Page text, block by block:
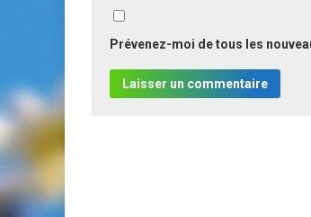
Prévenez-moi de tous les